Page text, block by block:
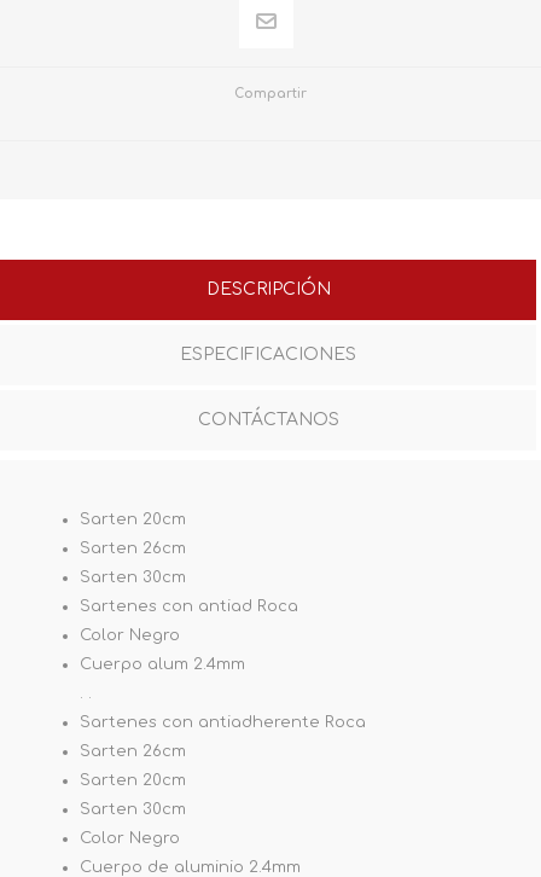
Compartir
DESCRIPCIÓN
ESPECIFICACIONES
CONTÁCTANOS
Sarten 20cm
Sarten 26cm
Sarten 30cm
Sartenes con antiad Roca
Color Negro
Cuerpo alum 2.4mm
. .
Sartenes con antiadherente Roca
Sarten 26cm
Sarten 20cm
Sarten 30cm
Color Negro
Cuerpo de aluminio 2.4mm